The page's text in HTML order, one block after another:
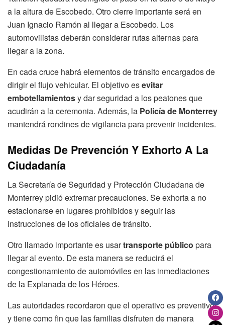
a la altura de Escobedo. Otro cierre importante será en
Juan Ignacio Ramón al llegar a Escobedo. Los
automovilistas deberán considerar rutas alternas para
llegar a la zona.
En cada cruce habrá elementos de tránsito encargados de
dirigir el flujo vehicular. El objetivo esevitar
embotellamientosy dar seguridad a los peatones que
acudirán a la ceremonia. Además, la Policía de Monterrey
mantendrá rondines de vigilancia para prevenir incidentes.
Medidas De Prevención Y Exhorto A La
Ciudadanía
La Secretaría de Seguridad y Protección Ciudadana de
Monterrey pidió extremar precauciones. Se exhorta a no
estacionarse en lugares prohibidos y seguir las
instrucciones de los oficiales de tránsito.
Otro llamado importante es usartransporte público para
llegar al evento. De esta manera se reducirá el
congestionamiento de automóviles en las inmediaciones
de la Explanada de los Héroes.
Las autoridades recordaron que el operativo es preventivo
y tiene como fin que las familias disfruten de manera